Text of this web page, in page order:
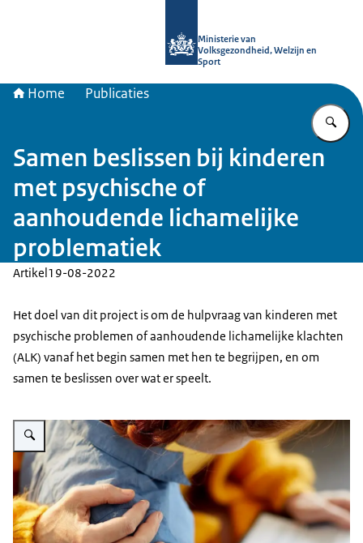
Ministerie van
Volksgezondheid, Welzijn en
Sport
Home Publicaties
Samen beslissen bij kinderen
met psychische of
aanhoudende lichamelijke
problematiek
Artikel19-08-2022
Het doel van dit project is om de hulpvraag van kinderen met
psychische problemen of aanhoudende lichamelijke klachten
(ALK) vanaf het begin samen met hen te begrijpen, en om
samen te beslissen over wat er speelt.
Vergroot afbeelding Troosten kind